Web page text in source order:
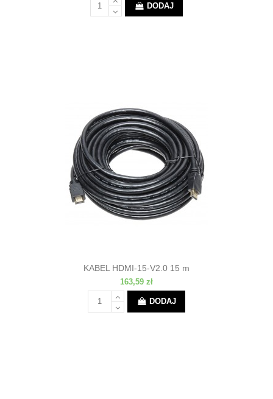
DODAJ
KABEL HDMI-15-V2.0 15 m
163,59 zł
DODAJ